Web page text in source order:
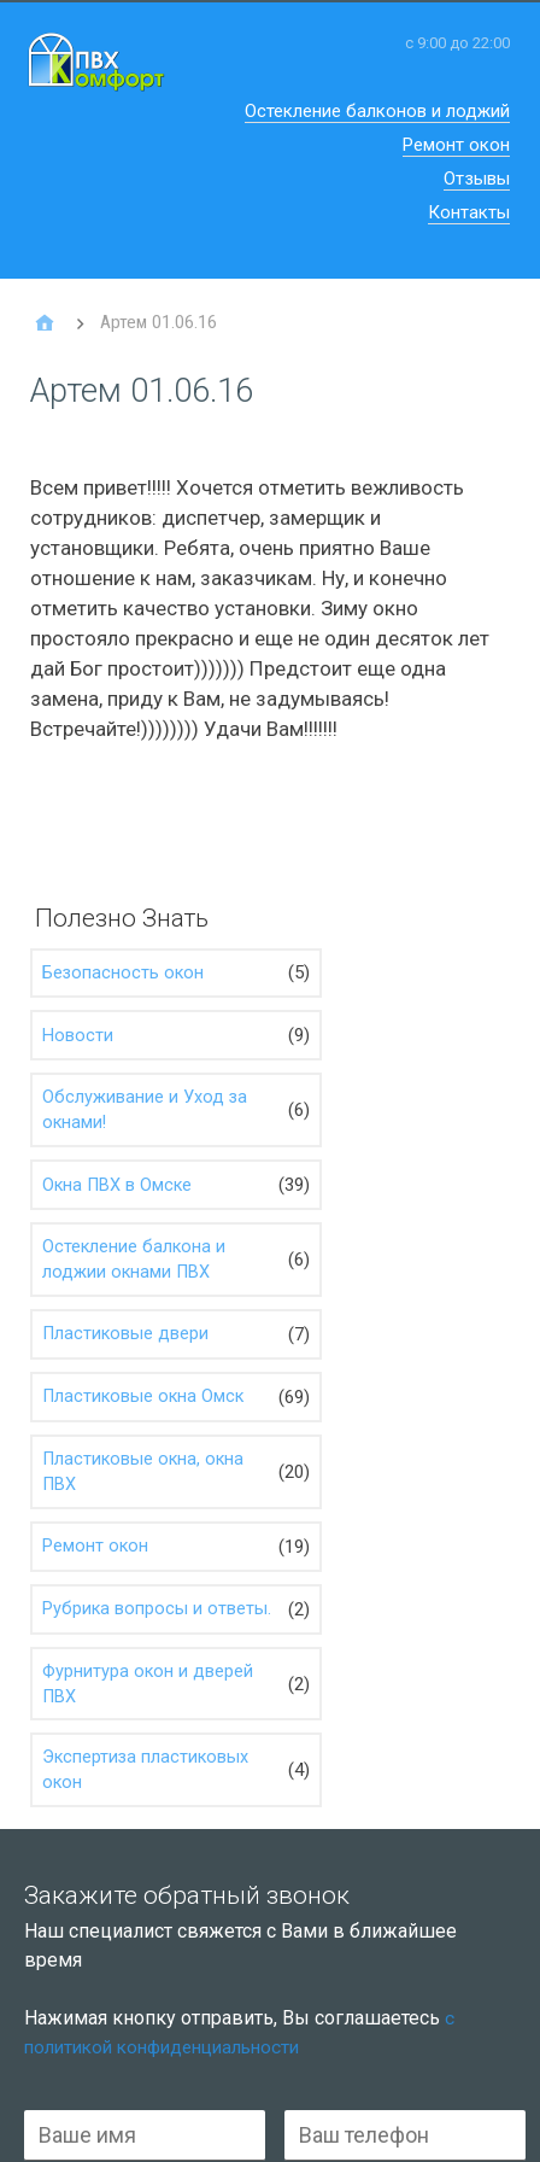
с 9:00 до 22:00
Остекление балконов и лоджий
Ремонт окон
Отзывы
Контакты
Артем 01.06.16
Артем 01.06.16
Всем привет!!!!! Хочется отметить вежливость
сотрудников: диспетчер, замерщик и
установщики. Ребята, очень приятно Ваше
отношение к нам, заказчикам. Ну, и конечно
отметить качество установки. Зиму окно
простояло прекрасно и еще не один десяток лет
дай Бог простоит))))))) Предстоит еще одна
замена, приду к Вам, не задумываясь!
Встречайте!)))))))) Удачи Вам!!!!!!!
Полезно Знать
Безопасность окон (5)
Новости (9)
Обслуживание и Уход за
окнами!
(6)
Окна ПВХ в Омске (39)
Остекление балкона и
лоджии окнами ПВХ
(6)
Пластиковые двери (7)
Пластиковые окна Омск (69)
Пластиковые окна, окна
ПВХ
(20)
Ремонт окон (19)
Рубрика вопросы и ответы. (2)
Фурнитура окон и дверей
ПВХ
(2)
Экспертиза пластиковых
окон
(4)
Закажите обратный звонок
Наш специалист свяжется с Вами в ближайшее
время
Нажимая кнопку отправить, Вы соглашаетесь с
политикой конфиденциальности